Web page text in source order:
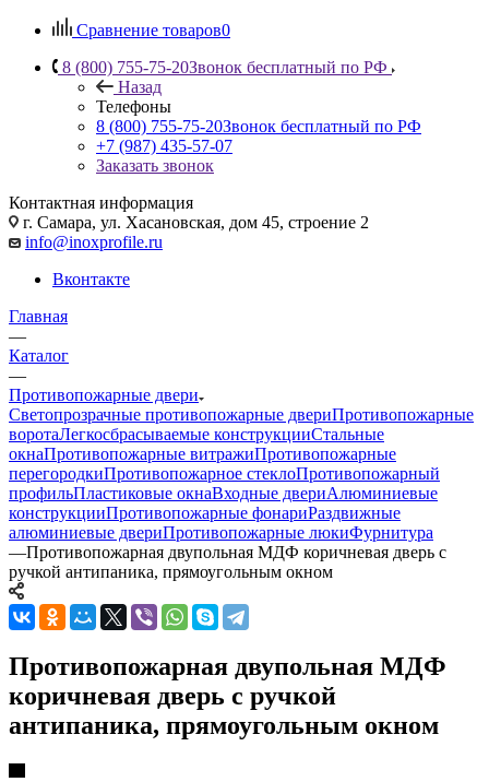
Сравнение товаров0
8 (800) 755-75-20Звонок бесплатный по РФ
Назад
Телефоны
8 (800) 755-75-20Звонок бесплатный по РФ
+7 (987) 435-57-07
Заказать звонок
Контактная информация
г. Самара, ул. Хасановская, дом 45, строение 2
info@inoxprofile.ru
Вконтакте
Главная
—
Каталог
—
Противопожарные двери
Светопрозрачные противопожарные двериПротивопожарные
воротаЛегкосбрасываемые конструкцииСтальные
окнаПротивопожарные витражиПротивопожарные
перегородкиПротивопожарное стеклоПротивопожарный
профильПластиковые окнаВходные двериАлюминиевые
конструкцииПротивопожарные фонариРаздвижные
алюминиевые двериПротивопожарные люкиФурнитура
—Противопожарная двупольная МДФ коричневая дверь с
ручкой антипаника, прямоугольным окном
Противопожарная двупольная МДФ
коричневая дверь с ручкой
антипаника, прямоугольным окном